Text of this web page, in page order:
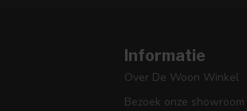
Informatie
Over De Woon Winkel
Bezoek onze showroom